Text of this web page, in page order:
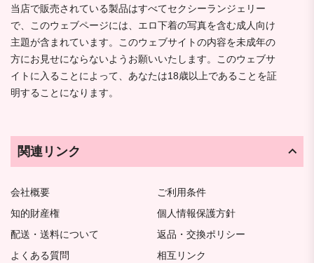
当店で販売されている製品はすべてセクシーランジェリー
で、このウェブページには、エロ下着の写真を含む成人向け
主題が含まれています。このウェブサイトの内容を未成年の
方にお見せにならないようお願いいたします。このウェブサ
イトに入ることによって、あなたは18歳以上であることを証
明することになります。
関連リンク
会社概要
ご利用条件
知的財産権
個人情報保護方針
配送・送料について
返品・交換ポリシー
よくある質問
相互リンク